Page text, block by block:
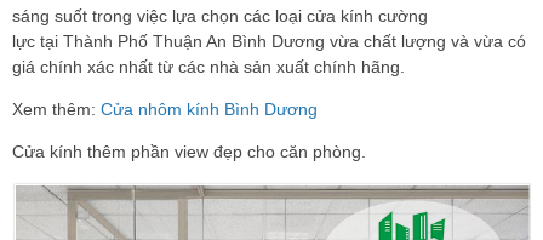
sáng suốt trong việc lựa chọn các loại cửa kính cường
lực tại Thành Phố Thuận An Bình Dương vừa chất lượng và vừa có
giá chính xác nhất từ các nhà sản xuất chính hãng.
Xem thêm: Cửa nhôm kính Bình Dương
Cửa kính thêm phần view đẹp cho căn phòng.